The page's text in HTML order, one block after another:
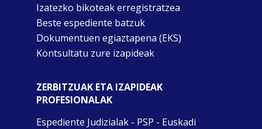
Izatezko bikoteak erregistratzea
Beste espediente batzuk
Dokumentuen egiaztapena (EKS)
Kontsultatu zure izapideak
ZERBITZUAK ETA IZAPIDEAK
PROFESIONALAK
Espediente Judizialak - PSP - Euskadi